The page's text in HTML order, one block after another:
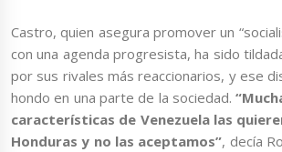
Castro, quien asegura promover un
con una agenda progresista, ha sido
por sus rivales más reaccionarios, y ese
hondo en una parte de la sociedad.
características de Venezuela las
Honduras y no las aceptamos”, decía